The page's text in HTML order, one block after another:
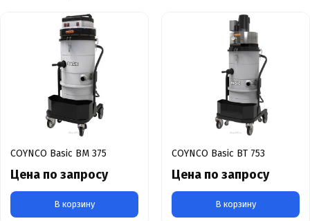
COYNCO Basic BM 375
Цена по запросу
В корзину
COYNCO Basic BT 753
Цена по запросу
В корзину